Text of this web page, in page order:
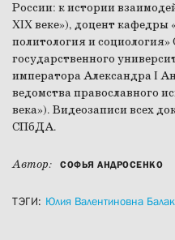
России: к истории
XIX веке»), доцент
политология и социология»
государственного
императора Александра I
ведомства православного
века»). Видеозаписи всех
СПбДА.
Автор: СОФЬЯ АНДРОСЕНКО
ТЭГИ: Юлия Валентиновна